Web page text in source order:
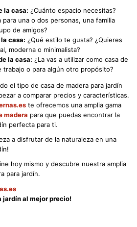
la casa: ¿Cuánto espacio necesitas?
para una o dos personas, una familia
de amigos?
casa: ¿Qué estilo te gusta? ¿Quieres
moderna o minimalista?
la casa: ¿La vas a utilizar como casa de
trabajo o para algún otro propósito?
el tipo de casa de madera para jardín
a comparar precios y características.
te ofrecemos una amplia gama
madera para que puedas encontrar la
perfecta para ti.
a disfrutar de la naturaleza en una
hoy mismo y descubre nuestra amplia
para jardín.
jardín al mejor precio!